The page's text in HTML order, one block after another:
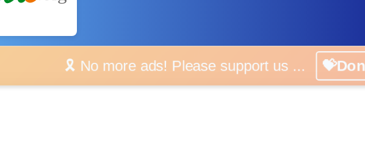
🎗️ No more ads! Please support us ...